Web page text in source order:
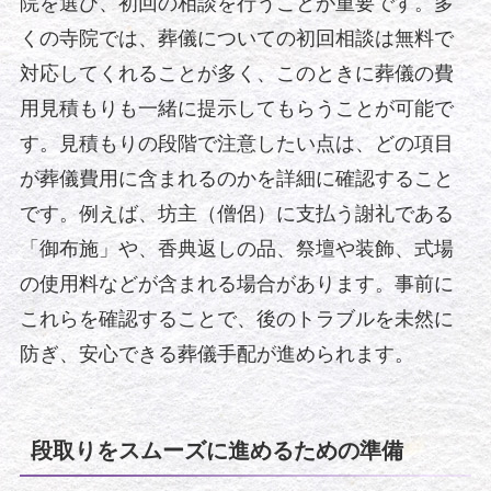
くの寺院では、葬儀についての初回相談は無料で
対応してくれることが多く、このときに葬儀の費
用見積もりも一緒に提示してもらうことが可能で
す。見積もりの段階で注意したい点は、どの項目
が葬儀費用に含まれるのかを詳細に確認すること
です。例えば、坊主（僧侶）に支払う謝礼である
「御布施」や、香典返しの品、祭壇や装飾、式場
の使用料などが含まれる場合があります。事前に
これらを確認することで、後のトラブルを未然に
防ぎ、安心できる葬儀手配が進められます。
段取りをスムーズに進めるための準備